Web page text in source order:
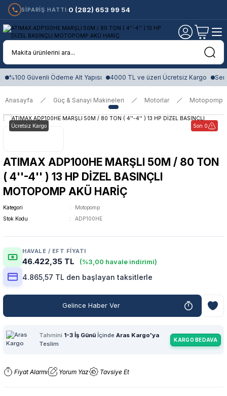
SİPARİŞ HATTI: 0 (282) 653 99 54
%100 Güvenli Ödeme Alt Yapısı 4000 TL ve üzeri Ücretsiz Kargo
Anasayfa Güç & Sanayi Makineleri Motorlar Motopomp
Ücretsiz Kargo Son 0
ATIMAX ADP100HE MARŞLI 50M / 80 TON
( 4''-4'' ) 13 HP DİZEL BASINÇLI
MOTOPOMP AKÜ HARİÇ
Kategori
Motopomp
Stok Kodu
ADP100HE
HAVALE / EFT FIYATI
46.422,35 TL (%3,00 havale indirimi)
4.865,57 TL den başlayan taksitlerle
Gelince Haber Ver
Tahmini 1-3 İş Günü İçinde Aras Kargo'ya
Teslim
KARGO BEDAVA
Fiyat Alarmı Yorum Yaz Tavsiye Et